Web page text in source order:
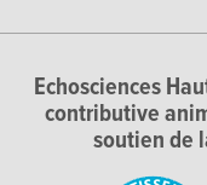
Echosciences
contributive
soutien de